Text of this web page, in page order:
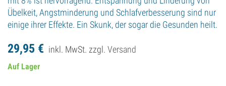
Übelkeit, Angstminderung und Schlafverbesserung sind nur
einige ihrer Effekte. Ein Skunk, der sogar die Gesunden heilt.
29,95 € inkl. MwSt. zzgl. Versand
Auf Lager